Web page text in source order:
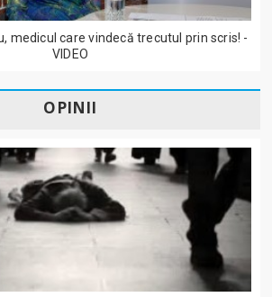
medicul care vindecă trecutul prin scris! -
VIDEO
OPINII